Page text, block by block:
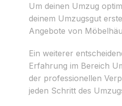
Um deinen Umzug
deinem Umzugsgut
Angebote von
Ein weiterer
Erfahrung im Bereich
der professionellen
jeden Schritt des